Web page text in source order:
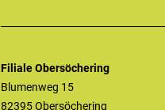
Filiale Obersöchering
Blumenweg 15
82395 Obersöchering